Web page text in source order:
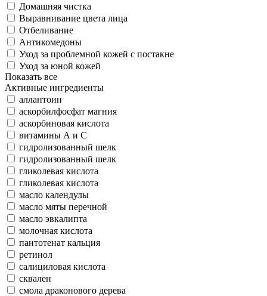
Домашняя чистка
Выравнивание цвета лица
Отбеливание
Антикомедоны
Уход за проблемной кожей с постакне
Уход за юной кожей
Показать все
Активные ингредиенты
аллантоин
аскорбилфосфат магния
аскорбиновая кислота
витамины А и С
гидролизованный шелк
гидролизованный шелк
гликолевая кислота
гликолевая кислота
масло календулы
масло мяты перечной
масло эвкалипта
молочная кислота
пантотенат кальция
ретинол
салициловая кислота
сквален
смола драконового дерева